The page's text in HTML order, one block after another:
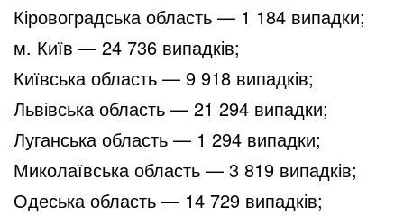
Кіровоградська область — 1 184 випадки;
м. Київ — 24 736 випадків;
Київська область — 9 918 випадків;
Львівська область — 21 294 випадки;
Луганська область — 1 294 випадки;
Миколаївська область — 3 819 випадків;
Одеська область — 14 729 випадків;